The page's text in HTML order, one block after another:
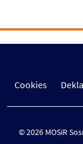
Cookies
© 2026 MOSiR